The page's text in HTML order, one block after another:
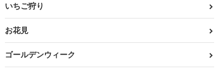
いちご狩り
お花見
ゴールデンウィーク